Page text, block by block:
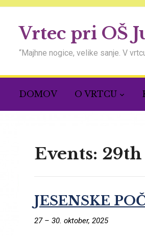
Vrtec pri OŠ
“Majhne nogice, velike sanje. V
DOMOV O VRTCU
Events:
JESENSKE
27– 30. oktober, 2025